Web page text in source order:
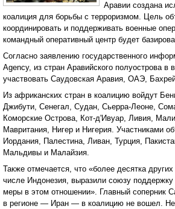
Аравии создана
коалиция для борьбы с терроризмом. Цель
координировать и поддерживать военные
командный оперативный центр будет
Согласно заявлению государственного
Agency, из стран Аравийского полуострова в
участвовать Саудовская Аравия, ОАЭ,
Из африканских стран в коалицию войдут
Джибути, Сенегал, Судан, Сьерра-Леоне,
Коморские Острова, Кот-д'Ивуар, Ливия,
Мавритания, Нигер и Нигерия. Участниками
Иордания, Палестина, Ливан, Турция,
Мальдивы и Малайзия.
Также отмечается, что «более десятка
числе Индонезия, выразили союзу
меры в этом отношении». Главный соперник
в регионе — Иран — в коалицию не вошел.